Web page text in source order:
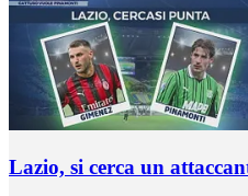
Lazio, si cerca un